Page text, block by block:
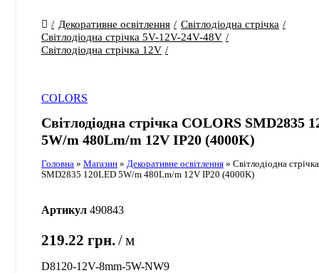
Декоративне освітлення
Світлодіодна стрічка
Світлодіодна стрічка 5V-12V-24V-48V
Світлодіодна стрічка 12V
COLORS
Світлодіодна стрічка COLORS SMD2835
5W/m 480Lm/m 12V IP20 (4000K)
Головна » Магазин » Декоративне освітлення » Світлодіодна
SMD2835 120LED 5W/m 480Lm/m 12V IP20 (4000K)
Артикул 490843
219.22 грн. м
D8120-12V-8mm-5W-NW9